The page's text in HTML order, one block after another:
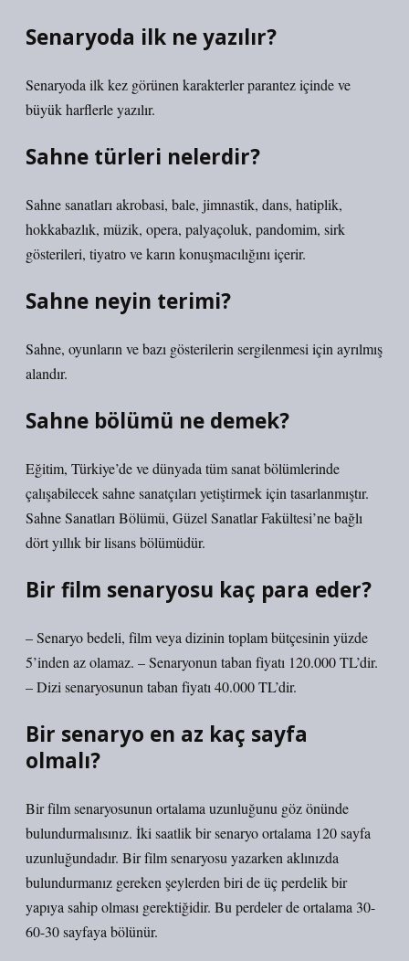
Senaryoda ilk ne yazılır?
Senaryoda ilk kez görünen karakterler parantez içinde ve
büyük harflerle yazılır.
Sahne türleri nelerdir?
Sahne sanatları akrobasi, bale, jimnastik, dans, hatiplik,
hokkabazlık, müzik, opera, palyaçoluk, pandomim, sirk
gösterileri, tiyatro ve karın konuşmacılığını içerir.
Sahne neyin terimi?
Sahne, oyunların ve bazı gösterilerin sergilenmesi için ayrılmış
alandır.
Sahne bölümü ne demek?
Eğitim, Türkiye’de ve dünyada tüm sanat bölümlerinde
çalışabilecek sahne sanatçıları yetiştirmek için tasarlanmıştır.
Sahne Sanatları Bölümü, Güzel Sanatlar Fakültesi’ne bağlı
dört yıllık bir lisans bölümüdür.
Bir film senaryosu kaç para eder?
– Senaryo bedeli, film veya dizinin toplam bütçesinin yüzde
5’inden az olamaz. – Senaryonun taban fiyatı 120.000 TL’dir.
– Dizi senaryosunun taban fiyatı 40.000 TL’dir.
Bir senaryo en az kaç sayfa
olmalı?
Bir film senaryosunun ortalama uzunluğunu göz önünde
bulundurmalısınız. İki saatlik bir senaryo ortalama 120 sayfa
uzunluğundadır. Bir film senaryosu yazarken aklınızda
bulundurmanız gereken şeylerden biri de üç perdelik bir
yapıya sahip olması gerektiğidir. Bu perdeler de ortalama 30-
60-30 sayfaya bölünür.